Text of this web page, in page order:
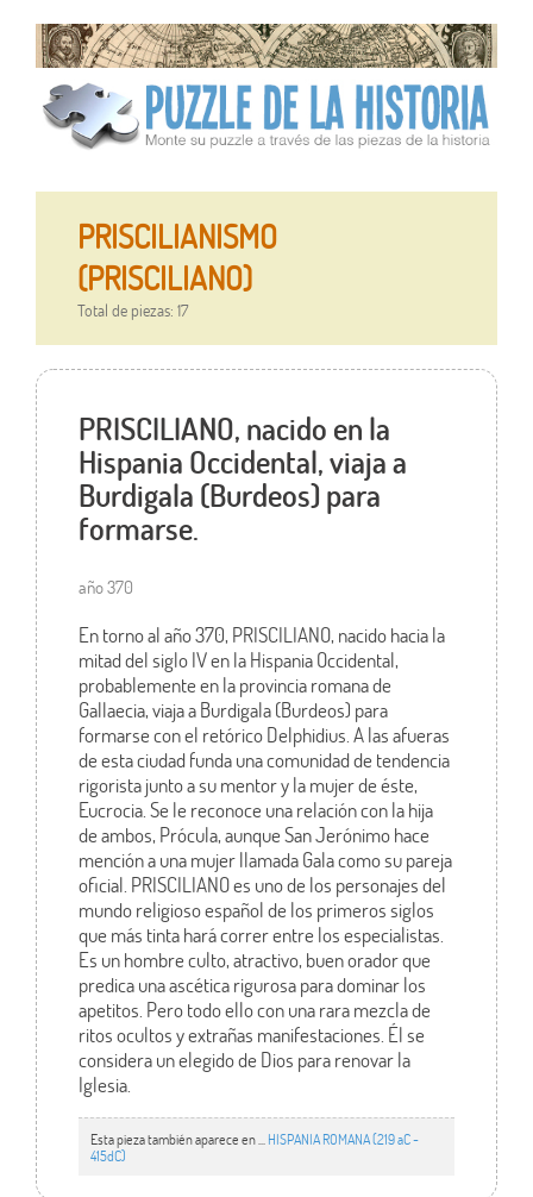
PRISCILIANISMO
(PRISCILIANO)
Total de piezas: 17
PRISCILIANO, nacido en la
Hispania Occidental, viaja a
Burdigala (Burdeos) para
formarse.
año 370
En torno al año 370, PRISCILIANO, nacido hacia la
mitad del siglo IV en la Hispania Occidental,
probablemente en la provincia romana de
Gallaecia, viaja a Burdigala (Burdeos) para
formarse con el retórico Delphidius. A las afueras
de esta ciudad funda una comunidad de tendencia
rigorista junto a su mentor y la mujer de éste,
Eucrocia. Se le reconoce una relación con la hija
de ambos, Prócula, aunque San Jerónimo hace
mención a una mujer llamada Gala como su pareja
oficial. PRISCILIANO es uno de los personajes del
mundo religioso español de los primeros siglos
que más tinta hará correr entre los especialistas.
Es un hombre culto, atractivo, buen orador que
predica una ascética rigurosa para dominar los
apetitos. Pero todo ello con una rara mezcla de
ritos ocultos y extrañas manifestaciones. Él se
considera un elegido de Dios para renovar la
Iglesia.
Esta pieza también aparece en ... HISPANIA ROMANA (219 aC -
415dC)